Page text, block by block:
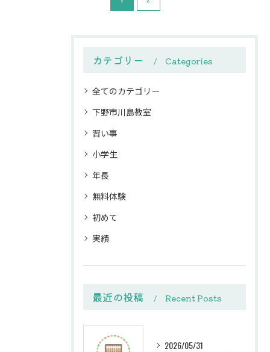
カテゴリー Categories
全てのカテゴリー
下野市川島教室
習い事
小学生
年長
無料体験
初めて
実績
最近の投稿 Recent Posts
2026/05/31